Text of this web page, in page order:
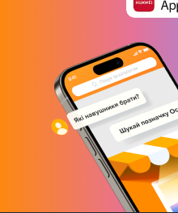
Bluetooth 5.3
Підтримка GPS
Наявність камери